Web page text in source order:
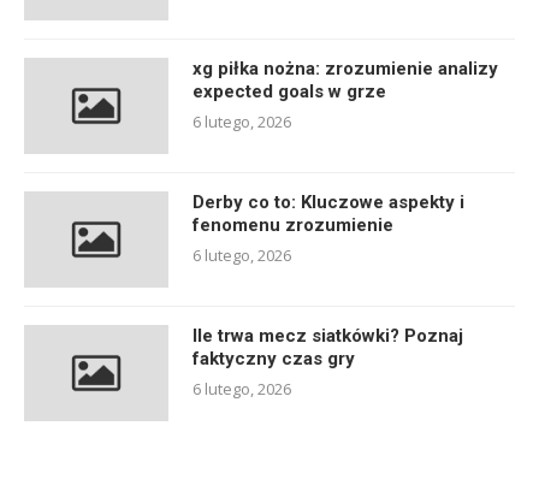
xg piłka nożna: zrozumienie analizy
expected goals w grze
6 lutego, 2026
Derby co to: Kluczowe aspekty i
fenomenu zrozumienie
6 lutego, 2026
Ile trwa mecz siatkówki? Poznaj
faktyczny czas gry
6 lutego, 2026